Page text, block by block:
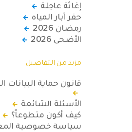
إغاثة عاجلة
حفر آبار المياه
رمضان 2026
الأضحى 2026
مزيد من التفاصيل
قانون حماية
الأسئلة الشائعة
كيف أكون متطوعاً؟
سياسة خصوصية